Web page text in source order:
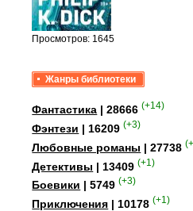
Просмотров: 1645
Жанры библиотеки
Фантастика | 28666 (+14)
Фэнтези | 16209 (+3)
Любовные романы | 27738
Детективы | 13409 (+1)
Боевики | 5749 (+3)
Приключения | 10178 (+1)